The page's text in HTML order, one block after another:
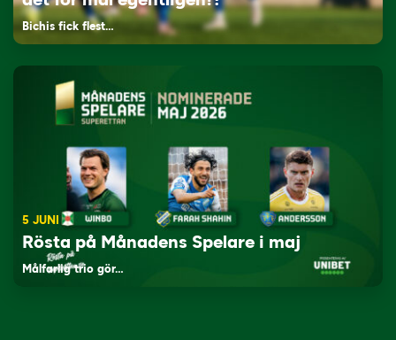
Bichis fick flest…
5 JUNI
Rösta på Månadens Spelare i maj
Målfarlig trio gör…